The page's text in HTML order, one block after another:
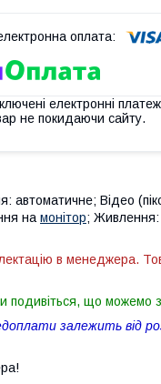
електронні
не покидаючи сайту.
автоматичне; Відео
намонітор; Живлення:
в менеджера.
подивіться, що можемо
залежить від